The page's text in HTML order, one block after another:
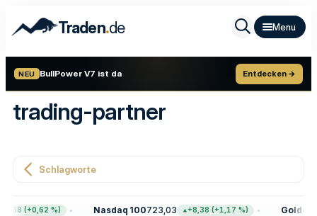
Traden.de
NEU BullPower V7 ist da Entdecken →
trading-partner
Schlagworte
(+0,62 %) Nasdaq 100723,03 +8,38 (+1,17 %) Gold